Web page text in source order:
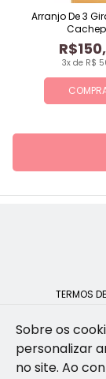
3x de R$
Arranjo De 3
TERMOS
Sobre os
personalizar
no site. Ao